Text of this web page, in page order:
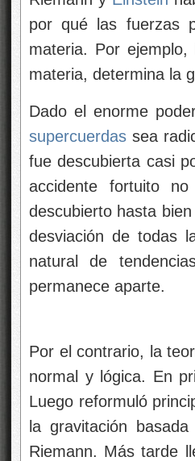
por qué las fuerzas
materia. Por
materia, determina la
Dado el enorme
supercuerdas sea
fue descubierta casi
accidente fortuito
descubierto hasta
desviación de todas
natural de
permanece aparte.
Por el contrario, la
normal y lógica. En
Luego reformuló
la gravitación
Riemann. Más tarde